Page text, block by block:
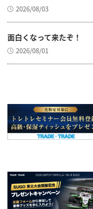
2026/08/03
面白くなって来たぞ！
2026/08/01